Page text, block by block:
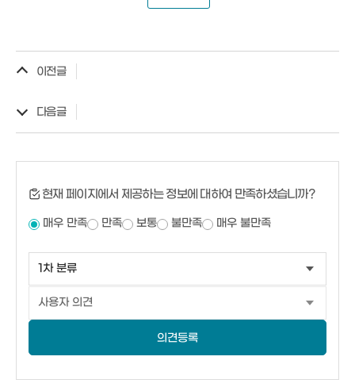
이전글
다음글
현재 페이지에서 제공하는 정보에 대하여 만족하셨습니까?
매우 만족 만족 보통 불만족 매우 불만족
의견등록